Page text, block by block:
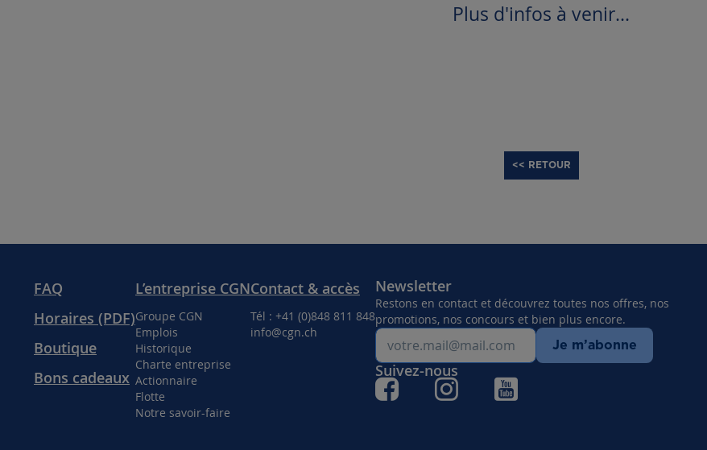
Plus d'infos à venir...
<< RETOUR
FAQ
Horaires (PDF)
Boutique
Bons cadeaux
L’entreprise CGN
Groupe CGN
Emplois
Historique
Charte entreprise
Actionnaire
Flotte
Notre savoir-faire
Contact & accès
Tél : +41 (0)848 811 848
info@cgn.ch
Newsletter
Restons en contact et découvrez toutes nos offres, nos
promotions, nos concours et bien plus encore.
Je m’abonne
Suivez-nous